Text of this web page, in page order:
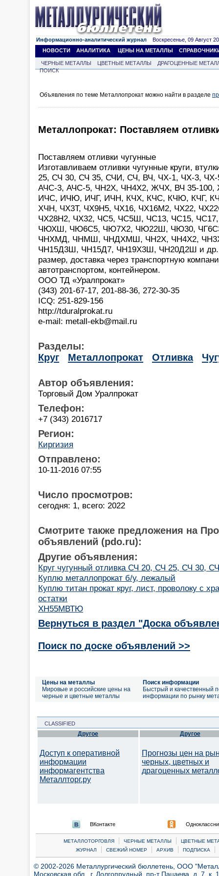
Информационно-аналитический журнал Воскресенье, 09 Август
НОВОСТИ
АНАЛИТИКА ЦЕНЫ НА МЕТАЛЛЫ
ЧЕРНЫЕ МЕТАЛЛЫ ЦВЕТНЫЕ МЕТАЛЛЫ
ДРАГОЦЕННЫЕ
ПОИСК
Объявления по теме Металлопрокат можно найти в разделе
Металлопрокат: Поставляем
Поставляем отливки чугунные
Изготавливаем отливки чугунные круги,
25, СЧ 30, СЧ 35, СЧИ, СЧ, ВЧ, ЧХ-1, ЧХ-3,
АЧС-3, АЧС-5, ЧН2Х, ЧН4Х2, ЖЧХ, ВЧ 35-
ИЧС, ИЧЮ, ИЧГ, ИЧН, КЧХ, КЧС, КЧЮ, КЧГ,
ХЧН, ЧХ3Т, ЧХ9Н5, ЧХ16, ЧХ16М2, ЧХ22,
ЧХ28Н2, ЧХ32, ЧС5, ЧС5Ш, ЧС13, ЧС15,
ЧЮХШ, ЧЮ6С5, ЧЮ7Х2, ЧЮ22Ш, ЧЮ30,
ЧНХМД, ЧНМШ, ЧНДХМШ, ЧН2Х, ЧН4Х2,
ЧН15Д3Ш, ЧН15Д7, ЧН19Х3Ш, ЧН20Д2Ш и др.
размер, доставка через транспортную
автотранспортом, контейнером.
ООО ТД «Уралпрокат»
(343) 201-67-17, 201-88-36, 272-30-35
ICQ: 251-829-156
http://tduralprokat.ru
e-mail: metall-ekb@mail.ru
Разделы:
Круг
Металлопрокат Отливка
Автор объявления:
Торговый Дом Уралпрокат
Телефон:
+7 (343) 2016717
Регион:
Киргизия
Отправлено:
10-11-2016 07:55
Число просмотров:
сегодня: 1, всего: 2022
Смотрите также предложения на
объявлений (pdo.ru):
Другие объявления:
Круг чугунный отливка СЧ 20, СЧ 25, СЧ 30,
Куплю металлопрокат б/у, лежалый
Куплю титан прокат круг, лист, проволоку с
остатки
ХН55МВТЮ
Вернуться в раздел "Доска
Поиск по доске объявлений >>
Цены на металлы
Мировые и российские цены на
черные и цветные металлы
Поиск информации
Быстрый и качественный
информации по рынку
CLASSIFIED
Другое
Доступ к оперативной
информации
информагентства
Металлторг.ру
Другое
Прогнозы цен на
черных, цветных и
драгоценных
ВКонтакте
МЕТАЛЛОТОРГОВЛЯ | ЧЕРНЫЕ МЕТАЛЛЫ |
ЦВЕТНЫЕ
ЖУРНАЛ
| СВЕЖИЙ НОМЕР | АРХИВ | ПОДПИСКА |
© 2002-2026 Металлургический бюллетень, ООО
Московская обл., г. Долгопрудный, пр-т Пацаева, д. 7,